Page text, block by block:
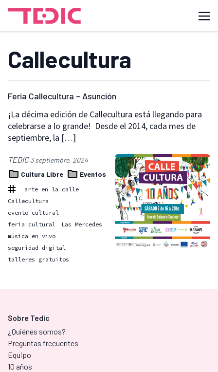
Callecultura
Feria Callecultura – Asunción
¡La décima edición de Callecultura está llegando para
celebrarse a lo grande! Desde el 2014, cada mes de
septiembre, la […]
TEDIC3 septiembre, 2024
Cultura Libre
Eventos
arte en la calle
Callecultura
evento cultural
feria cultural
Las Mercedes
música en vivo
seguridad digital
talleres gratuitos
Sobre Tedic
¿Quiénes somos?
Preguntas frecuentes
Equipo
10 años